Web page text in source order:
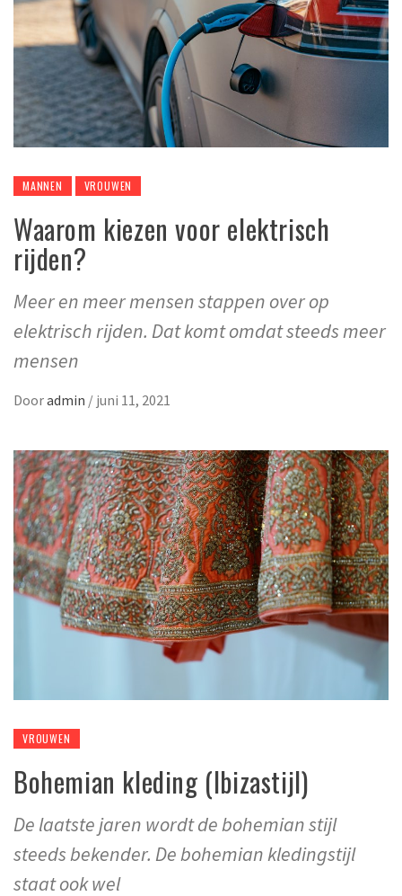
MANNEN VROUWEN
Waarom kiezen voor elektrisch
rijden?
Meer en meer mensen stappen over op
elektrisch rijden. Dat komt omdat steeds meer
mensen
Dooradmin / juni 11, 2021
VROUWEN
Bohemian kleding (Ibizastijl)
De laatste jaren wordt de bohemian stijl
steeds bekender. De bohemian kledingstijl
staat ook wel